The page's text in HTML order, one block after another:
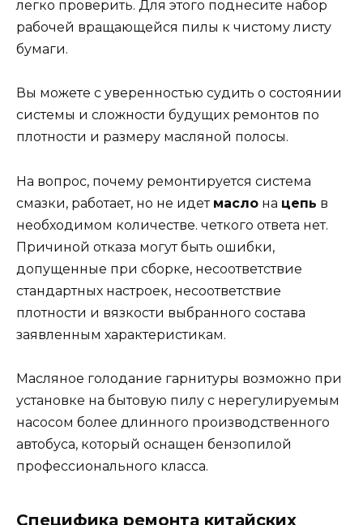
легко проверить. Для этого поднесите набор
рабочей вращающейся пилы к чистому листу
бумаги.
Вы можете с уверенностью судить о состоянии
системы и сложности будущих ремонтов по
плотности и размеру масляной полосы.
На вопрос, почему ремонтируется система
смазки, работает, но не идет масло на цепь в
необходимом количестве. четкого ответа нет.
Причиной отказа могут быть ошибки,
допущенные при сборке, несоответствие
стандартных настроек, несоответствие
плотности и вязкости выбранного состава
заявленным характеристикам.
Масляное голодание гарнитуры возможно при
установке на бытовую пилу с нерегулируемым
насосом более длинного производственного
автобуса, который оснащен бензопилой
профессионального класса.
Специфика ремонта китайских